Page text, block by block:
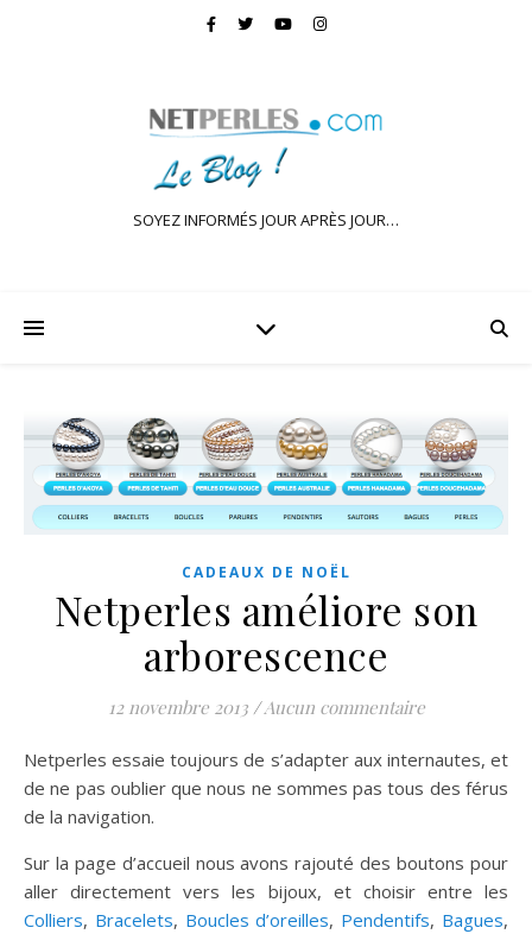
SOYEZ INFORMÉS JOUR APRÈS JOUR…
CADEAUX DE NOËL
Netperles améliore son
arborescence
12 novembre 2013 /Aucun commentaire
Netperles essaie toujours de s’adapter aux internautes, et
de ne pas oublier que nous ne sommes pas tous des férus
de la navigation.
Sur la page d’accueil nous avons rajouté des boutons pour
aller directement vers les bijoux, et choisir entre les
Colliers, Bracelets, Boucles d’oreilles, Pendentifs, Bagues,